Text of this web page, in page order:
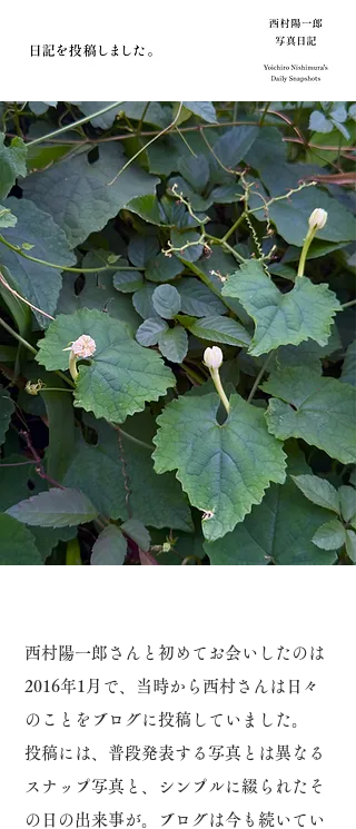
西村陽一郎さんと初めてお会いしたのは
2016年1月で、当時から西村さんは日々
のことをブログに投稿していました。
投稿には、普段発表する写真とは異なる
スナップ写真と、シンプルに綴られたそ
の日の出来事が。
ブログは今も続いてい